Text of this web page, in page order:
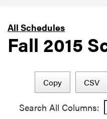
All Schedules
Fall 2015
Copy CSV
Search All Columns: